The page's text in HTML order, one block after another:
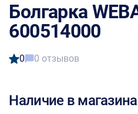
Болгарка
600514000
0 0 отзывов
Наличие в